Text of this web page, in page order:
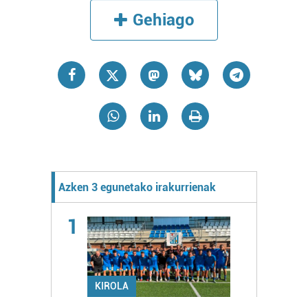
Gehiago
Azken 3 egunetako irakurrienak
1
KIROLA